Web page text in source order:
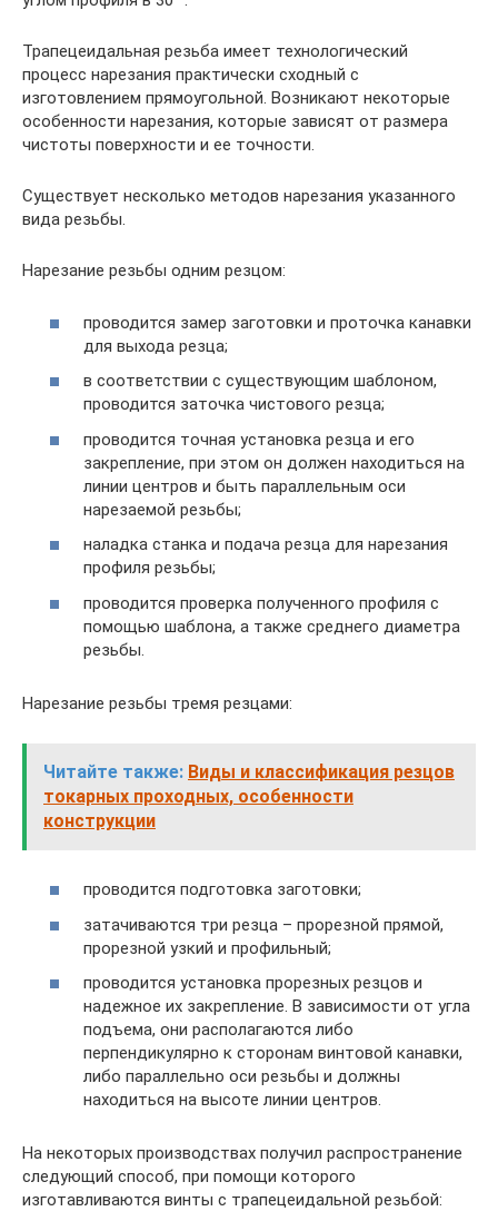
Трапецеидальная резьба имеет технологический
процесс нарезания практически сходный с
изготовлением прямоугольной. Возникают некоторые
особенности нарезания, которые зависят от размера
чистоты поверхности и ее точности.
Существует несколько методов нарезания указанного
вида резьбы.
Нарезание резьбы одним резцом:
проводится замер заготовки и проточка канавки
для выхода резца;
в соответствии с существующим шаблоном,
проводится заточка чистового резца;
проводится точная установка резца и его
закрепление, при этом он должен находиться на
линии центров и быть параллельным оси
нарезаемой резьбы;
наладка станка и подача резца для нарезания
профиля резьбы;
проводится проверка полученного профиля с
помощью шаблона, а также среднего диаметра
резьбы.
Нарезание резьбы тремя резцами:
Читайте также: Виды и классификация резцов
токарных проходных, особенности
конструкции
проводится подготовка заготовки;
затачиваются три резца – прорезной прямой,
прорезной узкий и профильный;
проводится установка прорезных резцов и
надежное их закрепление. В зависимости от угла
подъема, они располагаются либо
перпендикулярно к сторонам винтовой канавки,
либо параллельно оси резьбы и должны
находиться на высоте линии центров.
На некоторых производствах получил распространение
следующий способ, при помощи которого
изготавливаются винты с трапецеидальной резьбой: